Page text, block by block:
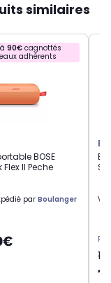
similaires
90€cagnottés
adhérents
BOSE
II Peche
par Boulanger